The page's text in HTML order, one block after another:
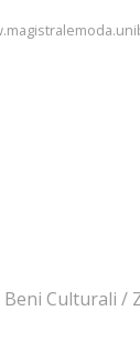
Culturali /